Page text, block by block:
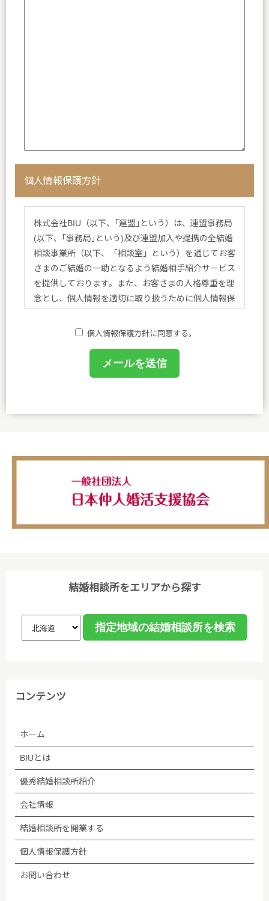
個人情報保護方針
株式会社BIU（以下、｢連盟｣という）は、連盟事務局
(以下、｢事務局｣という)及び連盟加入や提携の全結婚
相談事業所（以下、「相談室」という）を通じてお客
さまのご結婚の一助となるよう結婚相手紹介サービス
を提供しております。また、お客さまの人格尊重を理
念とし、個人情報を適切に取り扱うために個人情報保
する法令その他規範を遵守し、皆さまに安心と喜びを
(1)個人情報保護に関する規程を策定し、事務局及び
利用目的を明確にし、目的外利用を行わないための措
置を講じ、その利用目的の達成に必要な範囲で利用し
(3)個人情報保護に関する諸法令､国が定める指針､そ
力やデータベース作成などのために、委託先のサーバ
扱いを委託する場合、個人情報の取り扱いに関する守
秘義務契約等を委託先と締結し､適切に管理・監督し
(6)個人情報保護の状況を定期的に確認、見直しを行
い、継続的に改善します。
■個人情報保護方針への内容についての問い合わせ先
株式会社BIU 苦情・相談窓口
TEL：03-5348-3501
2005年04月01日制定
個人情報保護方針に同意する。
結婚相談所をエリアから探す
コンテンツ
ホーム
BIUとは
優秀結婚相談所紹介
会社情報
結婚相談所を開業する
個人情報保護方針
お問い合わせ